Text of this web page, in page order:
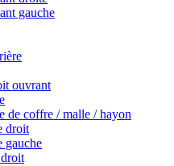
gauche
ouvrant
de coffre / malle / hayon
droit
gauche